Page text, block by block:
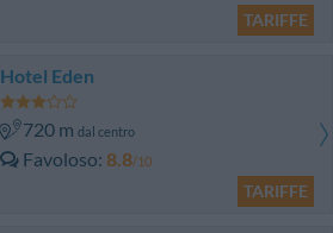
TARIFFE
Hotel Eden
720 m dal centro
Favoloso 8.8/10
TARIFFE